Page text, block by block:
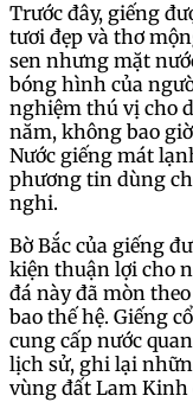
Trước đây, giếng
tươi đẹp và thơ
sen nhưng mặt
bóng hình của
nghiệm thú vị cho
năm, không bao
Nước giếng mát
phương tin dùng
nghi.
Bờ Bắc của giếng
kiện thuận lợi cho
đá này đã mòn
bao thế hệ. Giếng
cung cấp nước
lịch sử, ghi lại
vùng đất Lam